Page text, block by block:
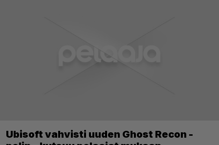
Ubisoft vahvisti uuden Ghost Recon -